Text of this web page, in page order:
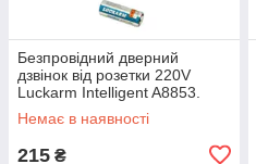
Безпровідний дверний
дзвінок від розетки 220V
Luckarm Intelligent A8853.
Колір блакитний UL-63
Немає в наявності
215 ₴